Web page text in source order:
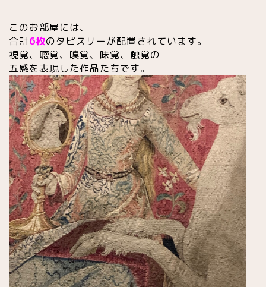
このお部屋には、
合計6枚のタピスリーが配置されています。
視覚、聴覚、嗅覚、味覚、触覚の
五感を表現した作品たちです。